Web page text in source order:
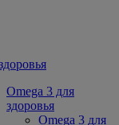
Omega 3 для
здоровья
Omega 3 для